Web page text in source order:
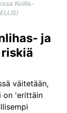
Koillis-
ja
väitetään,
on 'erittäin